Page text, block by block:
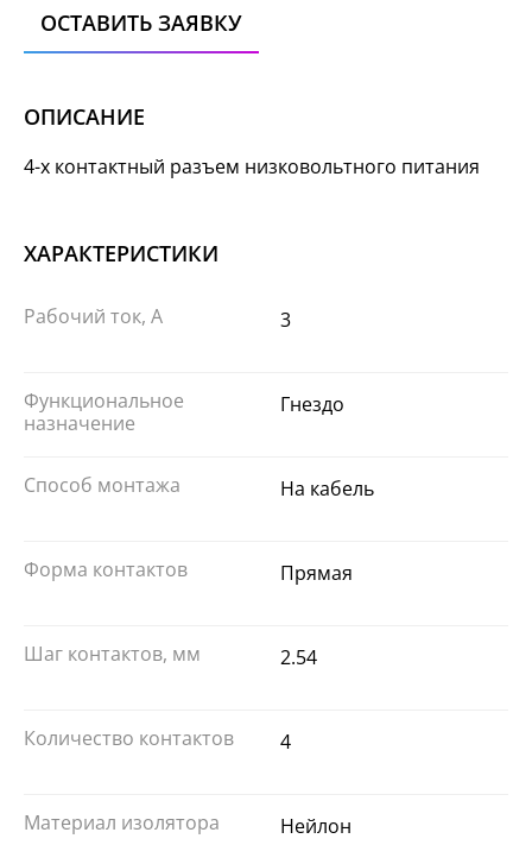
ОСТАВИТЬ ЗАЯВКУ
ОПИСАНИЕ
4-х контактный разъем низковольтного питания
ХАРАКТЕРИСТИКИ
Рабочий ток, А 3
Функциональное
назначение
Гнездо
Способ монтажа На кабель
Форма контактов Прямая
Шаг контактов, мм 2.54
Количество контактов 4
Материал изолятора Нейлон